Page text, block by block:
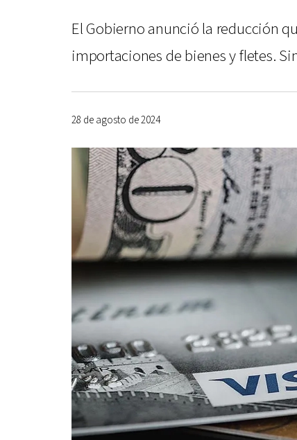
El Gobierno anunció la reducción
importaciones de bienes y fletes.
28 de agosto de 2024